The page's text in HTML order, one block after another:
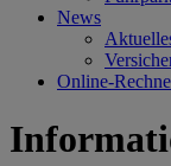
News
Online-